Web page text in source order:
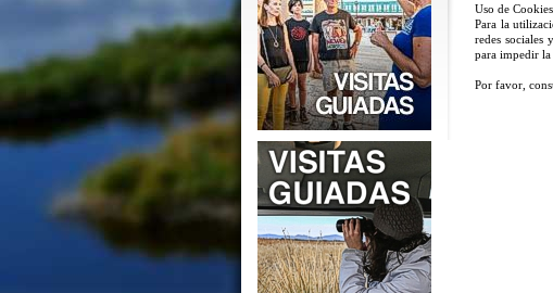
Uso de
Para la
redes sociales
para impedir la
Por favor,